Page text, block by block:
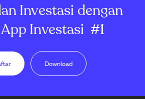
Investasi dengan
Investasi #1
Download